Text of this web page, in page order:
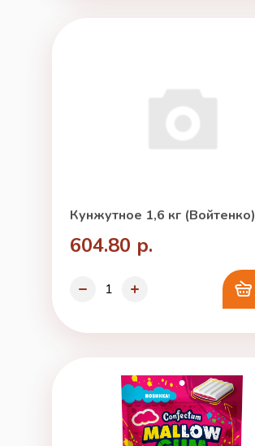
Кунжутное 1,6 кг (Войтенко)
604.80 р.